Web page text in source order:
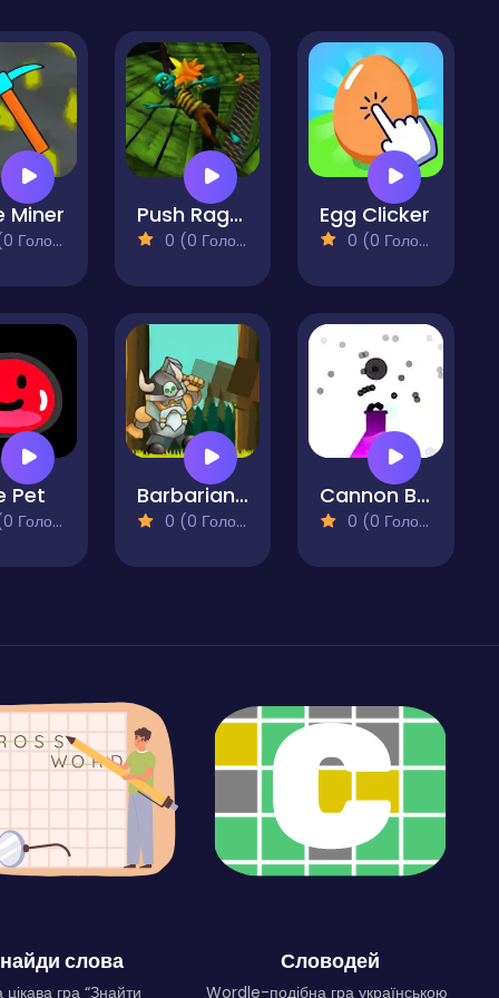
Miner Push Ragdoll Zombie
0 (0 Голосів)
Egg Clicker
0 (0 Голосів)
Pet Barbarian Trunk
0 (0 Голосів)
Cannon Balls
0 (0 Голосів)
слова
гра “Знайти
Словодей
Wordle-подібна гра українською